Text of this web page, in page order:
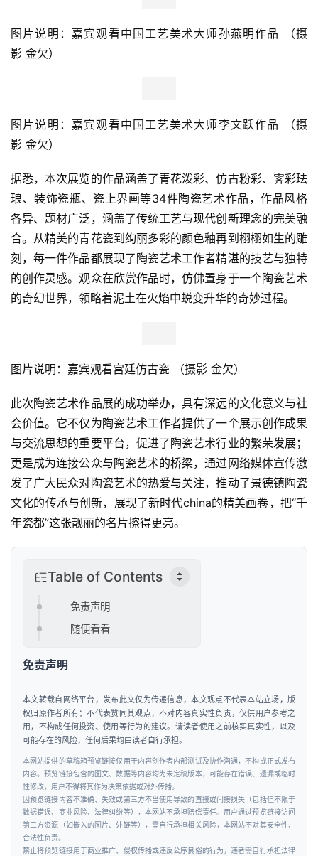
人
工
汽
车
出
行
行
业
资
讯
图片说明：嘉宾观看中国工艺美术大师孙燕明作品 （摄
影 金欠）
图片说明：嘉宾观看中国工艺美术大师李文跃作品 （摄
影 金欠）
据悉，本次展览的作品涵盖了青花泼彩、仿古粉彩、霁彩珐
琅、装饰瓷瓶、瓷上界画等34件陶瓷艺术作品，作品风格
各异、题材广泛，涵盖了传统工艺与现代创新理念的完美融
合。从精美的青花瓷到绚丽多彩的颜色釉再到栩栩如生的雕
刻，每一件作品都展现了陶瓷艺术工作者精湛的技艺与独特
的创作灵感。观众在欣赏作品时，仿佛置身于一个陶瓷艺术
的奇幻世界，领略着泥土在火焰中蜕变升华的奇妙过程。
图片说明：嘉宾观看宫廷仿古瓷 （摄影 金欠）
此次陶瓷艺术作品展的成功举办，具有深远的文化意义与社
会价值。它不仅为陶瓷艺术工作者提供了一个展示创作成果
与交流思想的重要平台，促进了陶瓷艺术行业的繁荣发展；
更是成为连接公众与陶瓷艺术的桥梁，通过网络媒体宣传激
发了广大民众对陶瓷艺术的热爱与关注，推动了景德镇陶瓷
文化的传承与创新，展现了新时代china的精美画卷，把“千
年瓷都”这张靓丽的名片擦得更亮。
Table of Contents
免责声明
随便看看
免责声明
本文转载自网络平台，发布此文仅为传递信息，本文观点不代表本站立场，版
权归原作者所有；不代表赞同其观点，不对内容真实性负责，仅供用户参考之
用，不构成任何投资、使用等行为的建议。请读者使用之前核实真实性，以及
可能存在的风险，任何后果均由读者自行承担。
本网站提供的草稿箱预览链接仅用于内容创作者内部测试及协作沟通，不构成正式发布
内容。预览链接包含的图文、数据等内容均为未定稿版本，可能存在错误、遗漏或临时
性修改，用户不得将其作为决策依据或对外传播。
因预览链接内容不准确、失效或第三方不当使用导致的直接或间接损失（包括但不限于
数据错误、商业风险、法律纠纷等），本网站不承担赔偿责任。用户通过预览链接访问
第三方资源（如嵌入的图片、外链等），需自行承担相关风险，本网站不对其安全性、
合法性负责。
禁止将预览链接用于商业推广、侵权传播或违反公序良俗的行为，违者需自行承担法律